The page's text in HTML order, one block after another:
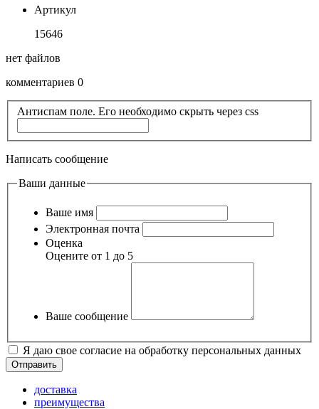
Артикул
15646
нет файлов
комментариев 0
Антиспам поле. Его необходимо скрыть через css
Написать сообщение
Ваши данные
Ваше имя
Электронная почта
Оценка
Оцените от 1 до 5
Ваше сообщение
Я даю свое согласие на обработку персональных данных
доставка
преимущества